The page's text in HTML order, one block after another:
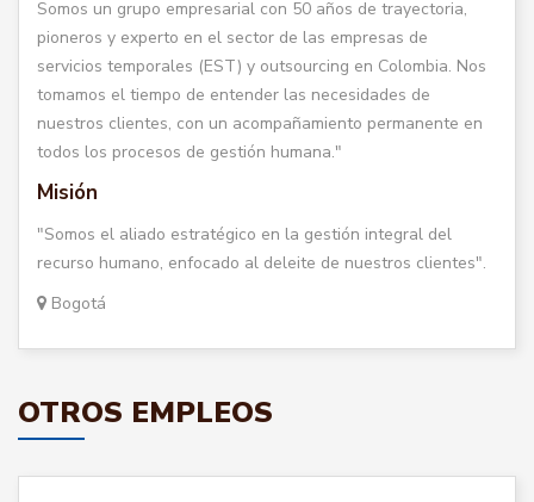
Somos un grupo empresarial con 50 años de trayectoria,
pioneros y experto en el sector de las empresas de
servicios temporales (EST) y outsourcing en Colombia. Nos
tomamos el tiempo de entender las necesidades de
nuestros clientes, con un acompañamiento permanente en
todos los procesos de gestión humana."
Misión
"Somos el aliado estratégico en la gestión integral del
recurso humano, enfocado al deleite de nuestros clientes".
Bogotá
OTROS EMPLEOS